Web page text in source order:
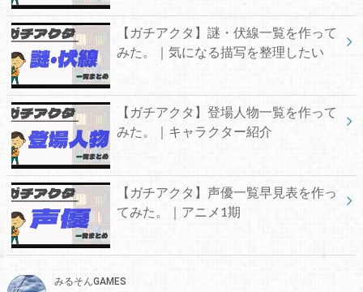
【ガチアクタ】謎・伏線一覧を作って
みた。｜気になる描写を整理したい
【ガチアクタ】登場人物一覧を作って
みた。｜キャラクター紹介
【ガチアクタ】声優一覧早見表を作っ
てみた。｜アニメ1期